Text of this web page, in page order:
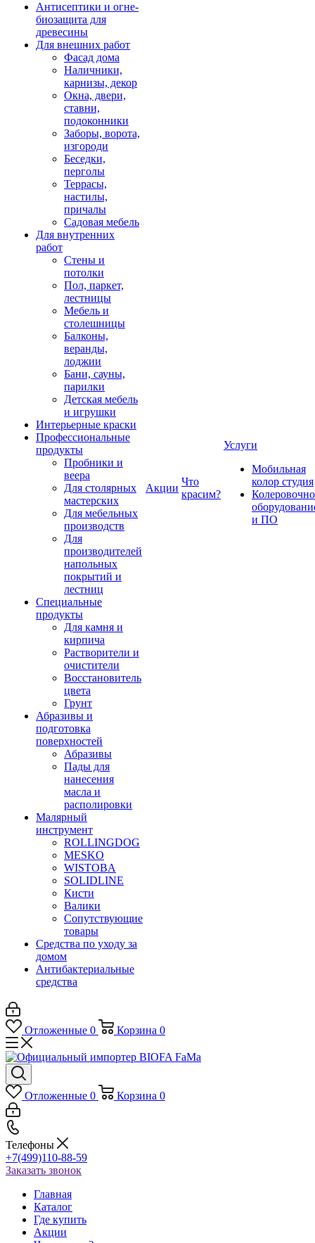
Антисептики и огне-
биозащита для
древесины
Для внешних работ
Фасад дома
Наличники,
карнизы, декор
Окна, двери,
ставни,
подоконники
Заборы, ворота,
изгороди
Беседки,
перголы
Террасы,
настилы,
причалы
Садовая мебель
Для внутренних
работ
Стены и
потолки
Пол, паркет,
лестницы
Мебель и
столешницы
Балконы,
веранды,
лоджии
Бани, сауны,
парилки
Детская мебель
и игрушки
Интерьерные краски
Профессиональные
продукты
Пробники и
веера
Для столярных
мастерских
Для мебельных
производств
Для
производителей
напольных
покрытий и
лестниц
Специальные
продукты
Для камня и
кирпича
Растворители и
очистители
Восстановитель
цвета
Грунт
Абразивы и
подготовка
поверхностей
Абразивы
Пады для
нанесения
масла и
располировки
Малярный
инструмент
ROLLINGDOG
MESKO
WISTOBA
SOLIDLINE
Кисти
Валики
Сопутствующие
товары
Средства по уходу за
домом
Антибактериальные
средства
Акции
Что
красим?
Услуги
Мобильная
колор студия
и ПО
Отложенные 0 Корзина 0
Отложенные 0 Корзина 0
Телефоны
+7(499)110-88-59
Заказать звонок
Главная
Каталог
Где купить
Акции